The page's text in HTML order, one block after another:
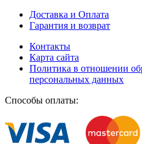
Доставка и Оплата
Гарантия и возврат
Контакты
Карта сайта
Политика в отношении
персональных данных
Способы оплаты: